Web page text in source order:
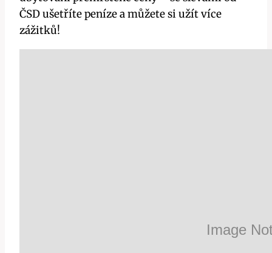
ČSD ušetříte peníze a můžete si užít více
zážitků!